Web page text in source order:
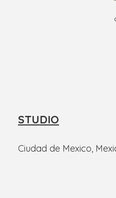
STUDIO
Ciudad de Mexico,